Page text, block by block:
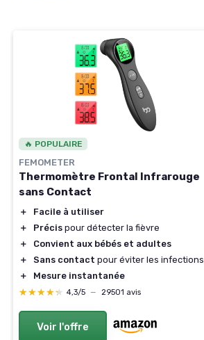
🔥 POPULAIRE
FEMOMETER
Thermomètre Frontal Infrarouge
sans Contact
＋
Facile à utiliser
＋
Précis pour détecter la fièvre
＋
Convient aux bébés et adultes
＋
Sans contact pour éviter les infections
＋
Mesure instantanée
★★★★★
★★★★★ 4,3/5 — 29501 avis
Voir l'offre